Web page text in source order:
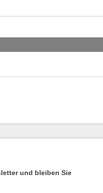
und bleiben Sie